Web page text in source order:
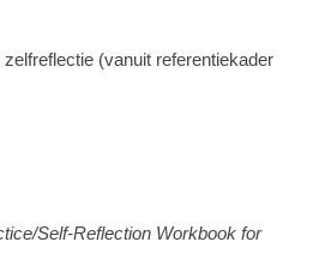
(vanuit referentiekader
Self-Reflection Workbook for